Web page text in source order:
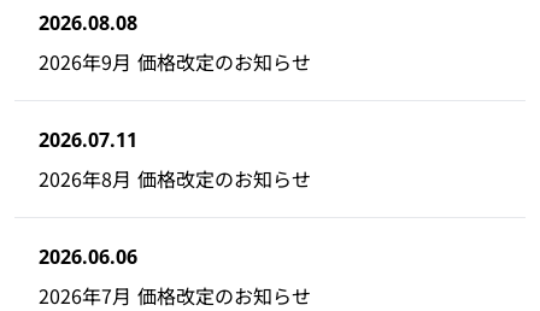
2026.08.08
2026年9月 価格改定のお知らせ
2026.07.11
2026年8月 価格改定のお知らせ
2026.06.06
2026年7月 価格改定のお知らせ